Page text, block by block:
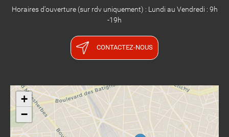
Horaires d'ouverture (sur rdv uniquement) : Lundi au Vendredi : 9h
-19h
CONTACTEZ-NOUS
+
−